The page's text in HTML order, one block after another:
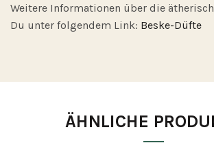
Weitere Informationen über die
Du unter folgendem Link: Beske-Düfte
ÄHNLICHE